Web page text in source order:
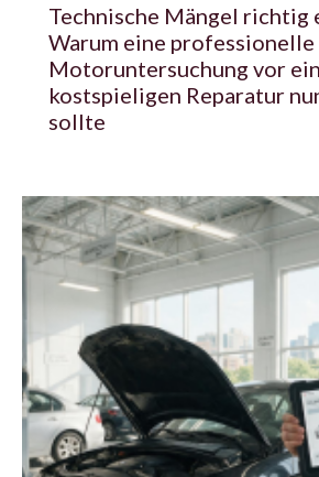
Technische Mängel richtig
Warum eine professionelle
Motoruntersuchung vor
kostspieligen Reparatur
sollte